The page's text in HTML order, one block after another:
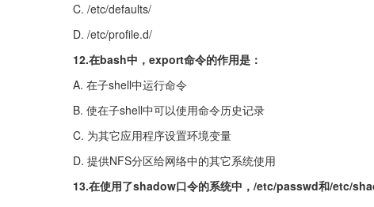
C. /etc/defaults/
D. /etc/profile.d/
12.在bash中，export命令的作用是：
A. 在子shell中运行命令
B. 使在子shell中可以使用命令历史记录
C. 为其它应用程序设置环境变量
D. 提供NFS分区给网络中的其它系统使用
13.在使用了shadow口令的系统中，/etc/passwd和/etc/